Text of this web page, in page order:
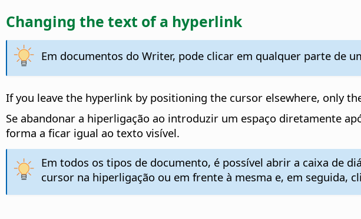
Changing the text of a hyperlink
Em documentos do Writer, pode clicar em qualquer parte de
If you leave the hyperlink by positioning the cursor elsewhere, only
Se abandonar a hiperligação ao introduzir um espaço diretamente
forma a ficar igual ao texto visível.
Em todos os tipos de documento, é possível abrir a caixa de
cursor na hiperligação ou em frente à mesma e, em seguida,